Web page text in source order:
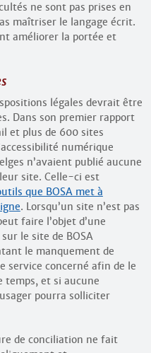
ne sont pas prises en
maîtriser le langage écrit.
améliorer la portée et
légales devrait être
Dans son premier rapport
et plus de 600 sites
numérique
n’avaient publié aucune
site. Celle-ci est
que BOSA met à
. Lorsqu’un site n’est pas
faire l’objet d’une
le site de BOSA
le manquement de
service concerné afin de le
temps, et si aucune
pourra solliciter
de conciliation ne fait